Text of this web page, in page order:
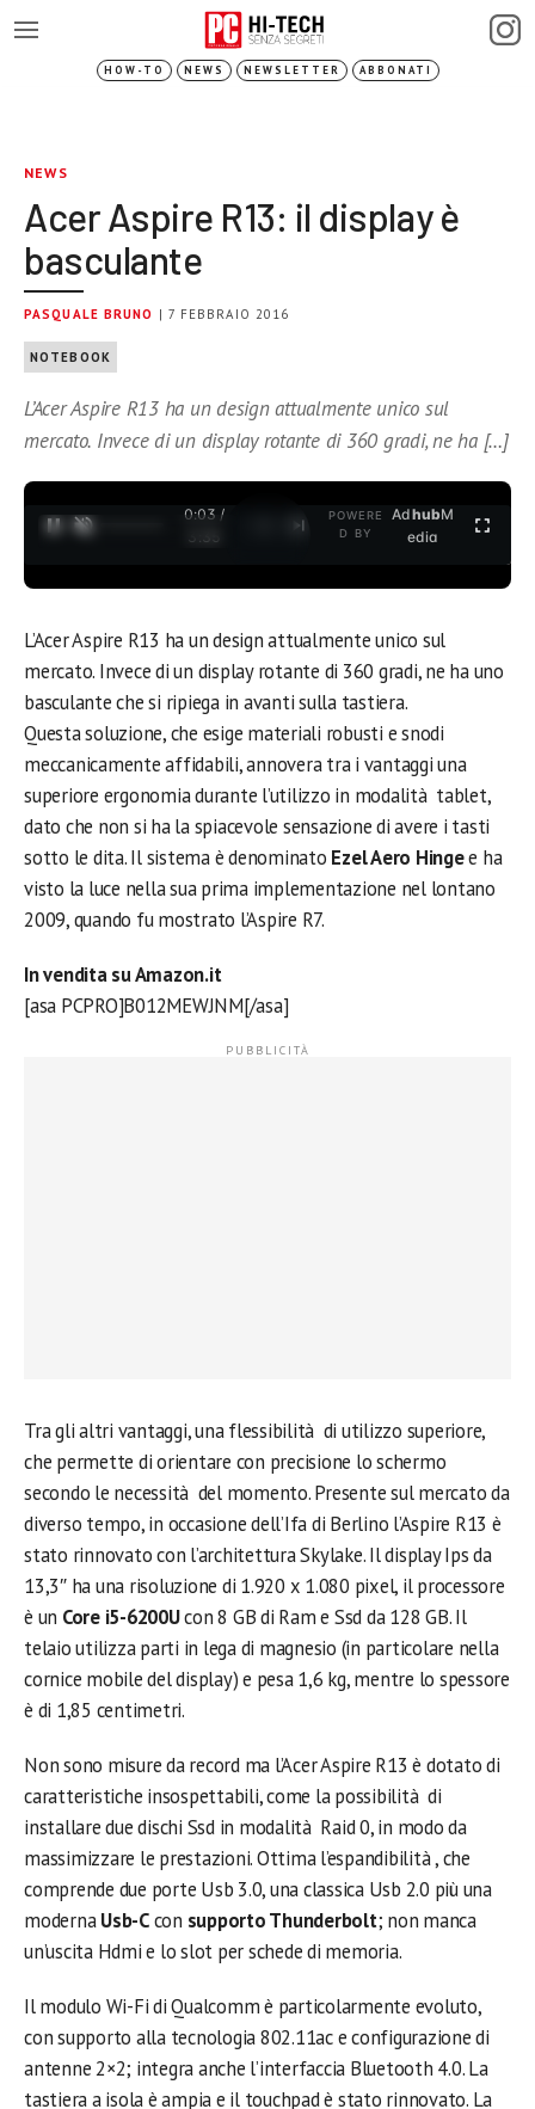
HOW-TO NEWS NEWSLETTER ABBONATI
NEWS
Acer Aspire R13: il display è
basculante
PASQUALE BRUNO | 7 FEBBRAIO 2016
NOTEBOOK
L’Acer Aspire R13 ha un design attualmente unico sul
mercato. Invece di un display rotante di 360 gradi, ne ha […]
0:03 /
3:35
POWERE
D BY
AdhubM
edia
L’Acer Aspire R13 ha un design attualmente unico sul
mercato. Invece di un display rotante di 360 gradi, ne ha uno
basculante che si ripiega in avanti sulla tastiera.
Questa soluzione, che esige materiali robusti e snodi
meccanicamente affidabili, annovera tra i vantaggi una
superiore ergonomia durante l’utilizzo in modalità tablet,
dato che non si ha la spiacevole sensazione di avere i tasti
sotto le dita. Il sistema è denominato Ezel Aero Hingee ha
visto la luce nella sua prima implementazione nel lontano
2009, quando fu mostrato l’Aspire R7.
In vendita su Amazon.it
[asa PCPRO]B012MEWJNM[/asa]
Tra gli altri vantaggi, una flessibilità di utilizzo superiore,
che permette di orientare con precisione lo schermo
secondo le necessità del momento. Presente sul mercato da
diverso tempo, in occasione dell’Ifa di Berlino l’Aspire R13 è
stato rinnovato con l’architettura Skylake. Il display Ips da
13,3″ ha una risoluzione di 1.920 x 1.080 pixel, il processore
è un Core i5-6200Ucon 8 GB di Ram e Ssd da 128 GB. Il
telaio utilizza parti in lega di magnesio (in particolare nella
cornice mobile del display) e pesa 1,6 kg, mentre lo spessore
è di 1,85 centimetri.
Non sono misure da record ma l’Acer Aspire R13 è dotato di
caratteristiche insospettabili, come la possibilità di
installare due dischi Ssd in modalità Raid 0, in modo da
massimizzare le prestazioni. Ottima l’espandibilità , che
comprende due porte Usb 3.0, una classica Usb 2.0 più una
modernaUsb-Ccon supporto Thunderbolt; non manca
un’uscita Hdmi e lo slot per schede di memoria.
Il modulo Wi-Fi di Qualcomm è particolarmente evoluto,
con supporto alla tecnologia 802.11ac e configurazione di
antenne 2×2; integra anche l’interfaccia Bluetooth 4.0. La
tastiera a isola è ampia e il touchpad è stato rinnovato. La